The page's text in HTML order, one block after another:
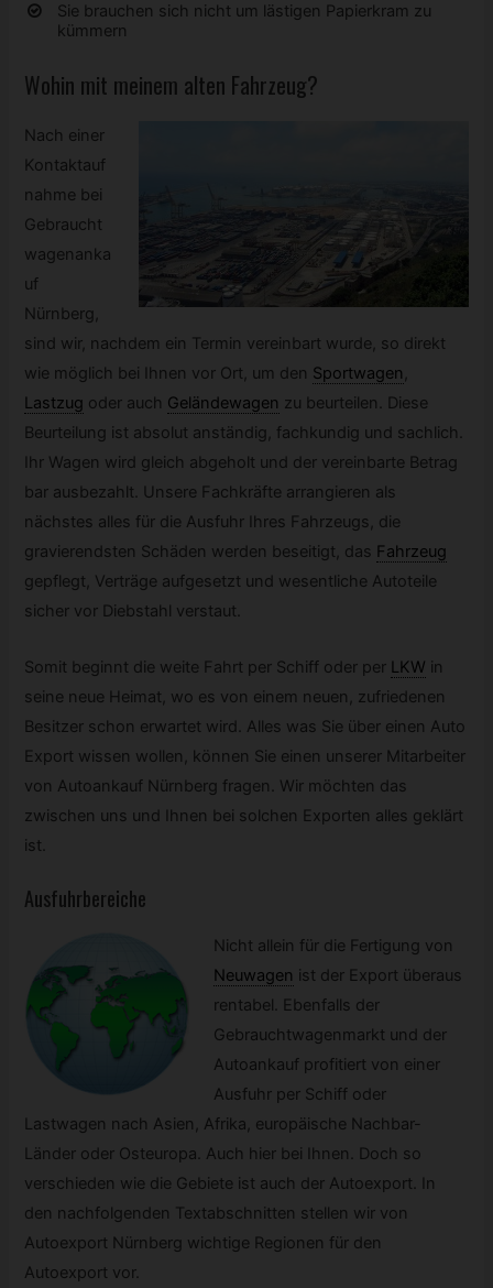
Sie brauchen sich nicht um lästigen Papierkram zu
kümmern
Wohin mit meinem alten Fahrzeug?
Nach einer
Kontaktauf
nahme bei
Gebraucht
wagenanka
uf
Nürnberg,
sind wir, nachdem ein Termin vereinbart wurde, so direkt
wie möglich bei Ihnen vor Ort, um den Sportwagen ,
Lastzug oder auch Geländewagen zu beurteilen. Diese
Beurteilung ist absolut anständig, fachkundig und sachlich.
Ihr Wagen wird gleich abgeholt und der vereinbarte Betrag
bar ausbezahlt. Unsere Fachkräfte arrangieren als
nächstes alles für die Ausfuhr Ihres Fahrzeugs, die
gravierendsten Schäden werden beseitigt, das Fahrzeug
gepflegt, Verträge aufgesetzt und wesentliche Autoteile
sicher vor Diebstahl verstaut.
Somit beginnt die weite Fahrt per Schiff oder per LKW in
seine neue Heimat, wo es von einem neuen, zufriedenen
Besitzer schon erwartet wird. Alles was Sie über einen Auto
Export wissen wollen, können Sie einen unserer Mitarbeiter
von Autoankauf Nürnberg fragen. Wir möchten das
zwischen uns und Ihnen bei solchen Exporten alles geklärt
ist.
Ausfuhrbereiche
Nicht allein für die Fertigung von
Neuwagen ist der Export überaus
rentabel. Ebenfalls der
Gebrauchtwagenmarkt und der
Autoankauf profitiert von einer
Ausfuhr per Schiff oder
Lastwagen nach Asien, Afrika, europäische Nachbar-
Länder oder Osteuropa. Auch hier bei Ihnen. Doch so
verschieden wie die Gebiete ist auch der Autoexport. In
den nachfolgenden Textabschnitten stellen wir von
Autoexport Nürnberg wichtige Regionen für den
Autoexport vor.